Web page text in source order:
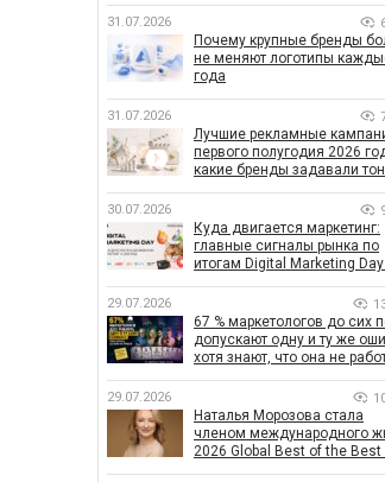
31.07.2026
Почему крупные бренды
не меняют логотипы
года
31.07.2026
Лучшие рекламные
первого полугодия 2026
какие бренды задавали
30.07.2026
Куда двигается маркетинг:
главные сигналы рынка по
итогам Digital Marketing Day
29.07.2026
67 % маркетологов до сих
допускают одну и ту же
хотя знают, что она не
29.07.2026
Наталья Морозова стала
членом международного
2026 Global Best of the Best